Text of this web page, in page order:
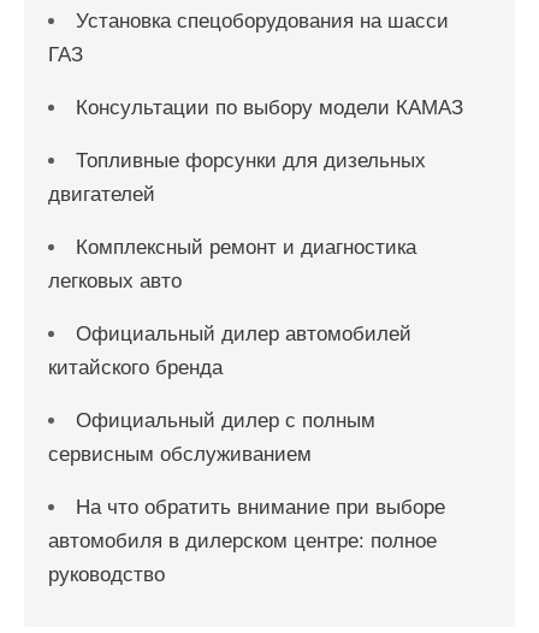
Установка спецоборудования на шасси
ГАЗ
Консультации по выбору модели КАМАЗ
Топливные форсунки для дизельных
двигателей
Комплексный ремонт и диагностика
легковых авто
Официальный дилер автомобилей
китайского бренда
Официальный дилер с полным
сервисным обслуживанием
На что обратить внимание при выборе
автомобиля в дилерском центре: полное
руководство